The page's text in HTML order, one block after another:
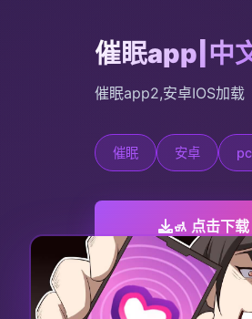
催眠app|中
催眠app2,安卓IOS加载
催眠 安卓 pc
🚮 点击下载